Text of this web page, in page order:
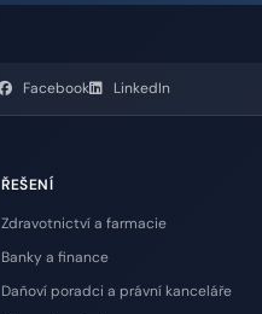
Facebook LinkedIn
ŘEŠENÍ
Zdravotnictví a farmacie
Banky a finance
Daňoví poradci a právní kanceláře